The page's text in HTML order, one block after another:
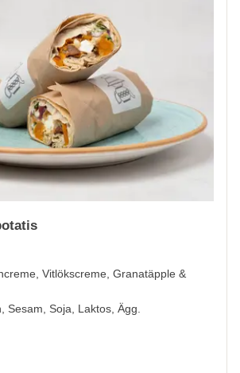
Vitlökscreme, Granatäpple &
Sesam, Soja, Laktos, Ägg.